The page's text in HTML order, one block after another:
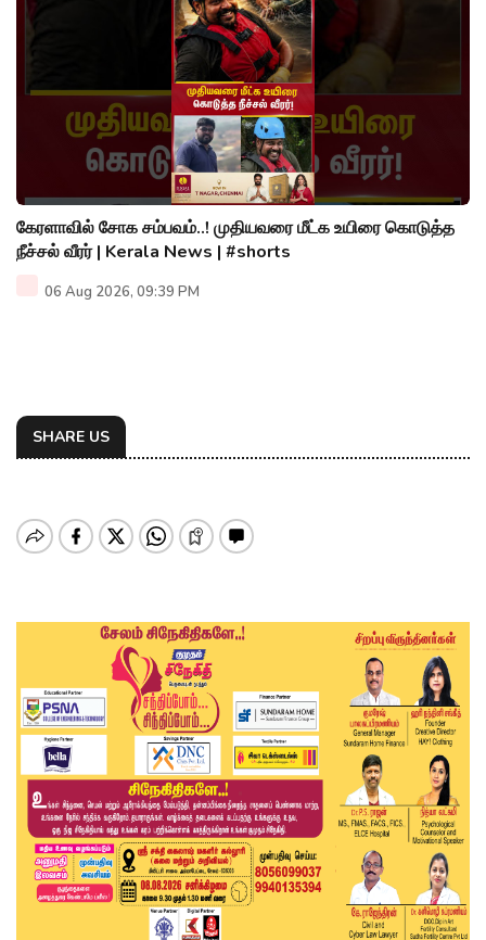
கேரளாவில் சோக சம்பவம்..! முதியவரை மீட்க உயிரை கொடுத்த
நீச்சல் வீரர் | Kerala News | #shorts
06 Aug 2026, 09:39 PM
SHARE US